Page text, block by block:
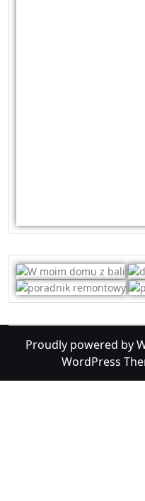
Proudly powered by
WordPress